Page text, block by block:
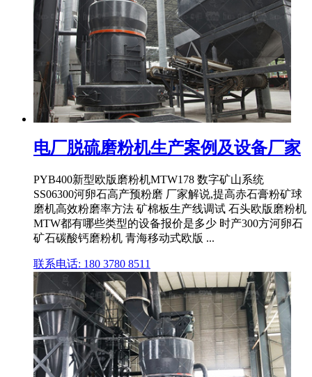
电厂脱硫磨粉机生产案例及设备厂家
PYB400新型欧版磨粉机MTW178 数字矿山系统
SS06300河卵石高产预粉磨 厂家解说,提高赤石膏粉矿球
磨机高效粉磨率方法 矿棉板生产线调试 石头欧版磨粉机
MTW都有哪些类型的设备报价是多少 时产300方河卵石
矿石碳酸钙磨粉机 青海移动式欧版 ...
联系电话: 180 3780 8511